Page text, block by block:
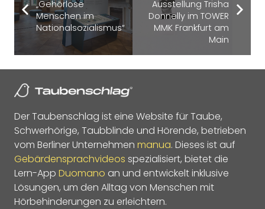
„Gehörlose
Menschen im
Nationalsozialismus“
Ausstellung Trisha
Donnelly im TOWER
MMK Frankfurt am
Main
Der Taubenschlag ist eine Website für Taube,
Schwerhörige, Taubblinde und Hörende, betrieben
vom Berliner Unternehmen manua. Dieses ist auf
Gebärdensprachvideos spezialisiert, bietet die
Lern-App Duomano an und entwickelt inklusive
Lösungen, um den Alltag von Menschen mit
Hörbehinderungen zu erleichtern.